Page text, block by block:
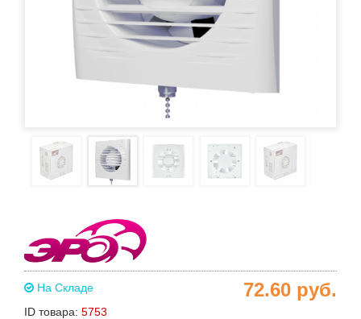
На Складе
ID товара: 5753
72.60 руб.